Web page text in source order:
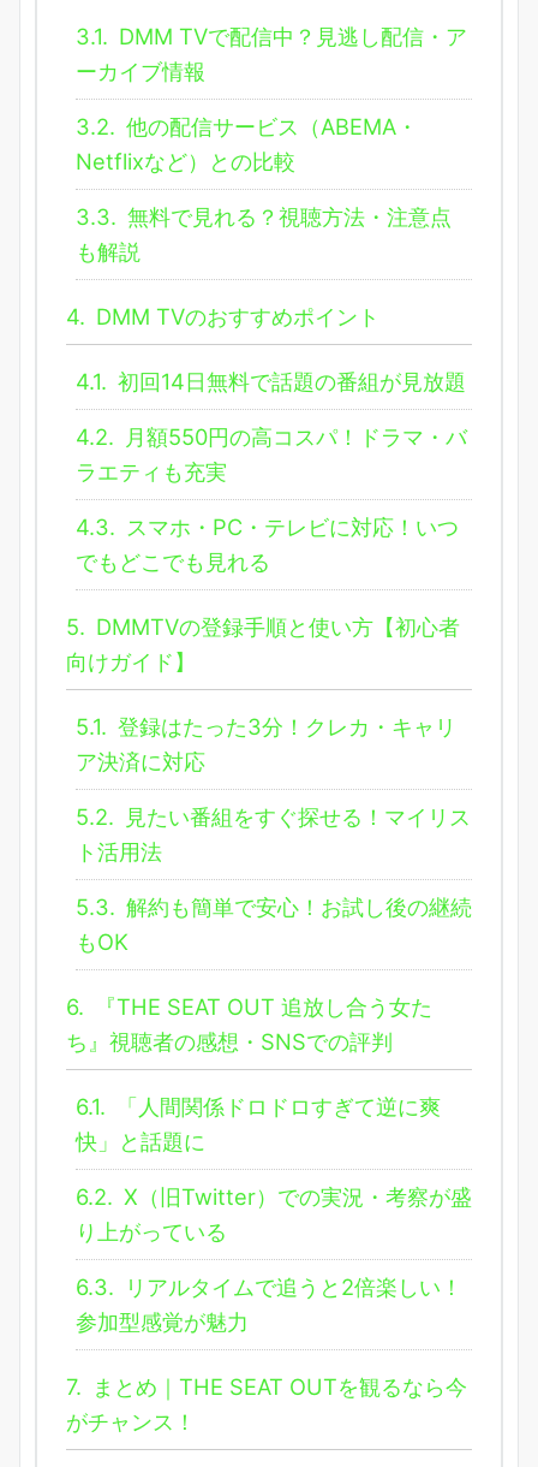
3.1. DMM TVで配信中？見逃し配信・ア
ーカイブ情報
3.2. 他の配信サービス（ABEMA・
Netflixなど）との比較
3.3. 無料で見れる？視聴方法・注意点
も解説
4. DMM TVのおすすめポイント
4.1. 初回14日無料で話題の番組が見放題
4.2.
月額550円の高コスパ！ドラマ・バ
ラエティも充実
4.3. スマホ・PC・テレビに対応！いつ
でもどこでも見れる
5. DMMTVの登録手順と使い方【初心者
向けガイド】
5.1. 登録はたった3分！クレカ・キャリ
ア決済に対応
5.2. 見たい番組をすぐ探せる！マイリス
ト活用法
5.3. 解約も簡単で安心！お試し後の継続
もOK
6.
『THE SEAT OUT 追放し合う女た
ち』視聴者の感想・SNSでの評判
6.1.
「人間関係ドロドロすぎて逆に爽
快」と話題に
6.2. X（旧Twitter）での実況・考察が盛
り上がっている
6.3.
リアルタイムで追うと2倍楽しい！
参加型感覚が魅力
7.
まとめ｜THE SEAT OUTを観るなら今
がチャンス！